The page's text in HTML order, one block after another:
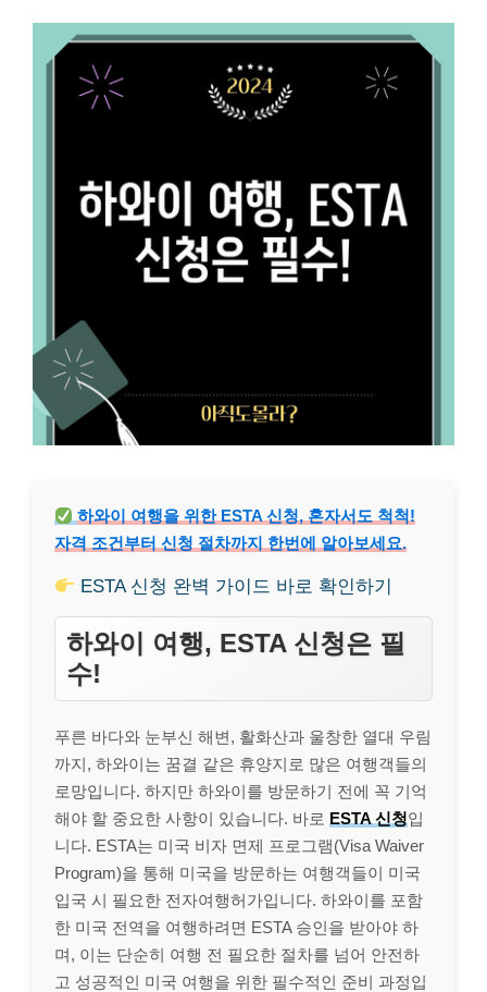
하와이 여행을 위한 ESTA 신청, 혼자서도 척척!
자격 조건부터 신청 절차까지 한번에 알아보세요.
ESTA 신청 완벽 가이드 바로 확인하기
하와이 여행, ESTA 신청은 필
수!
푸른 바다와 눈부신 해변, 활화산과 울창한 열대 우림
까지, 하와이는 꿈결 같은 휴양지로 많은 여행객들의
로망입니다. 하지만 하와이를 방문하기 전에 꼭 기억
해야 할 중요한 사항이 있습니다. 바로 ESTA 신청입
니다. ESTA는 미국 비자 면제 프로그램(Visa Waiver
Program)을 통해 미국을 방문하는 여행객들이 미국
입국 시 필요한 전자여행허가입니다. 하와이를 포함
한 미국 전역을 여행하려면 ESTA 승인을 받아야 하
며, 이는 단순히 여행 전 필요한 절차를 넘어 안전하
고 성공적인 미국 여행을 위한 필수적인 준비 과정입